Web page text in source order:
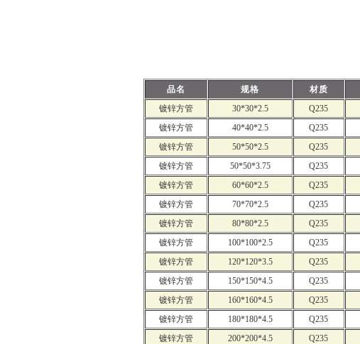
品名 规格 材质
镀锌方管
30*30*2.5 Q235
镀锌方管
40*40*2.5 Q235
镀锌方管
50*50*2.5 Q235
镀锌方管
50*50*3.75 Q235
镀锌方管
60*60*2.5 Q235
镀锌方管
70*70*2.5 Q235
镀锌方管
80*80*2.5 Q235
镀锌方管
100*100*2.5 Q235
镀锌方管
120*120*3.5 Q235
镀锌方管
150*150*4.5 Q235
镀锌方管
160*160*4.5 Q235
镀锌方管
180*180*4.5 Q235
镀锌方管
200*200*4.5 Q235